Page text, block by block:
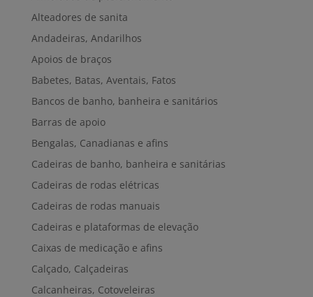
Alteadores de sanita
Andadeiras, Andarilhos
Apoios de braços
Babetes, Batas, Aventais, Fatos
Bancos de banho, banheira e sanitários
Barras de apoio
Bengalas, Canadianas e afins
Cadeiras de banho, banheira e sanitárias
Cadeiras de rodas elétricas
Cadeiras de rodas manuais
Cadeiras e plataformas de elevação
Caixas de medicação e afins
Calçado, Calçadeiras
Calcanheiras, Cotoveleiras